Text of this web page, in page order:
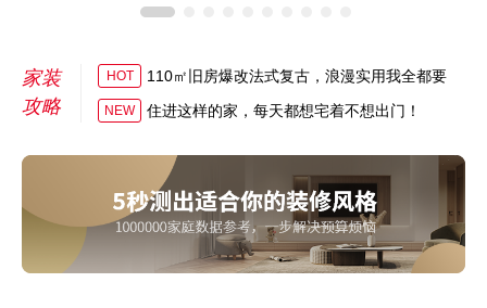
家装
攻略
HOT 110㎡旧房爆改法式复古，浪漫实用我全都要
NEW 住进这样的家，每天都想宅着不想出门！